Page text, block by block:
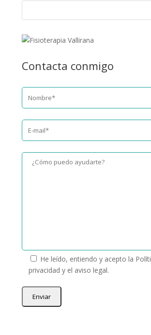
Contacta conmigo
He leído, entiendo y acepto la
privacidad y el aviso legal.